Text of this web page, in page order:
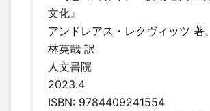
文化』
アンドレアス・レクヴィッツ 著
林英哉 訳
人文書院
2023.4
ISBN: 9784409241554